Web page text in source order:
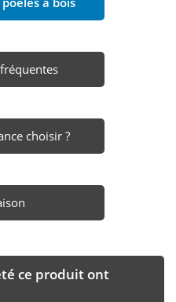
choisir ?
ce produit ont